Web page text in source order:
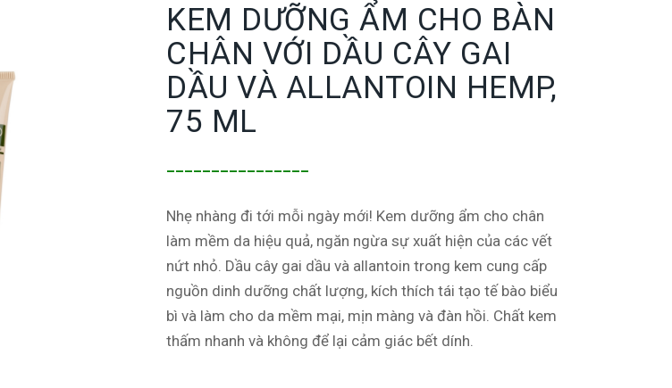
KEM DƯỠNG ẨM CHO BÀN
CHÂN VỚI DẦU CÂY GAI
DẦU VÀ ALLANTOIN HEMP,
75 ML
Nhẹ nhàng đi tới mỗi ngày mới! Kem dưỡng ẩm cho chân
làm mềm da hiệu quả, ngăn ngừa sự xuất hiện của các vết
nứt nhỏ. Dầu cây gai dầu và allantoin trong kem cung cấp
nguồn dinh dưỡng chất lượng, kích thích tái tạo tế bào biểu
bì và làm cho da mềm mại, mịn màng và đàn hồi. Chất kem
thấm nhanh và không để lại cảm giác bết dính.